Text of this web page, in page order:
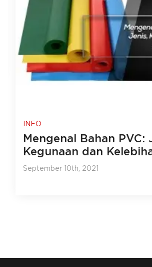
INFO
Mengenal Bahan PVC:
Kegunaan dan
September 10th, 2021